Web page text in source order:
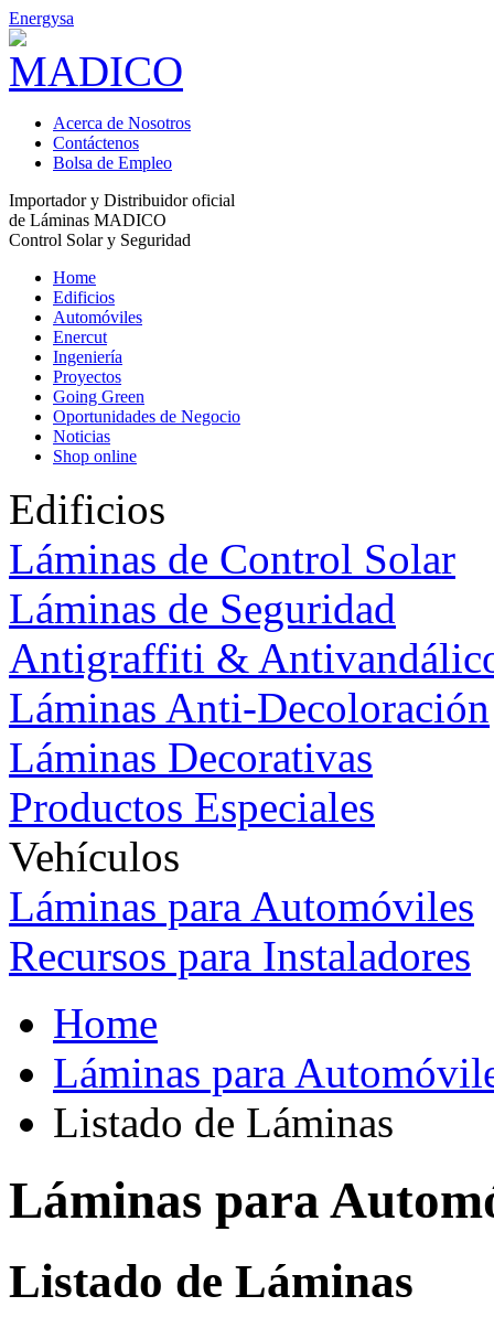
Energysa
Acerca de Nosotros
Contáctenos
Bolsa de Empleo
Importador y Distribuidor oficial
de Láminas MADICO
Control Solar y Seguridad
Home
Edificios
Automóviles
Enercut
Ingeniería
Proyectos
Going Green
Oportunidades de Negocio
Noticias
Shop online
Edificios
Láminas de Control Solar
Láminas de Seguridad
Antigraffiti &
Láminas Anti-Decoloración
Láminas Decorativas
Productos Especiales
Vehículos
Láminas para Automóviles
Recursos para Instaladores
Home
Láminas para
Listado de Láminas
Láminas para
Listado de Láminas